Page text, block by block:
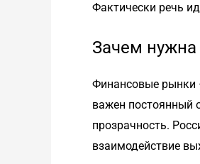
Фактически речь
Зачем нужна
Финансовые рынки
важен постоянный
прозрачность.
взаимодействие